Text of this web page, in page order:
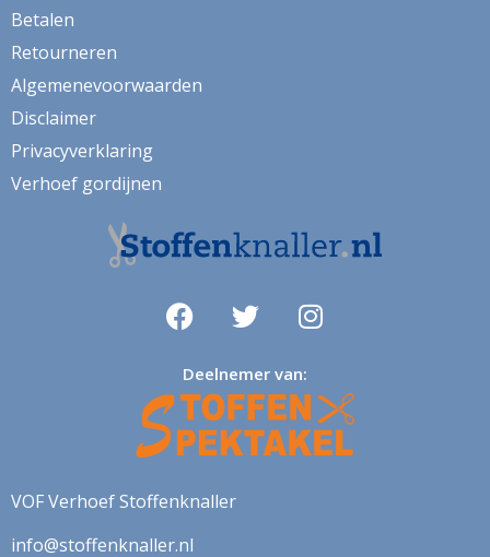
krant
kruiden
labrador
lakenstof
landschap
lavendel
margriet
margrietje
Betalen
Retourneren
Algemenevoorwaarden
Disclaimer
Privacyverklaring
Verhoef gordijnen
Deelnemer van:
VOF Verhoef Stoffenknaller
info@stoffenknaller.nl